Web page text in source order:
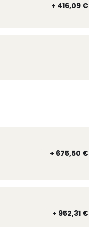
+ 416,09 €
+ 675,50 €
+ 952,31 €